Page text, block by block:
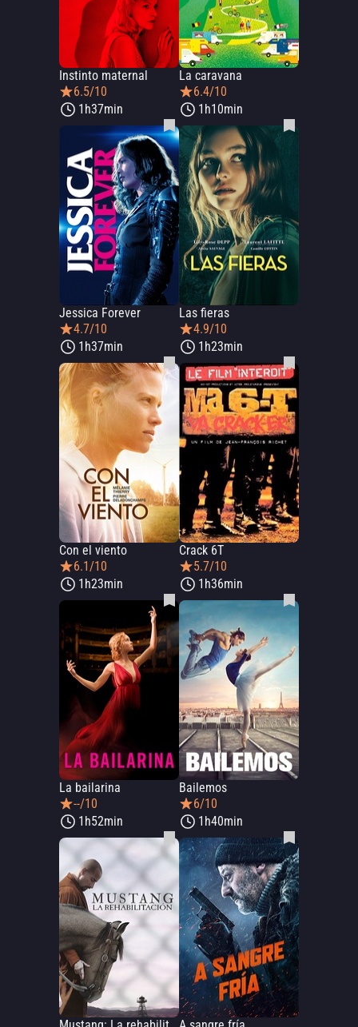
Instinto maternal
6.5/10
1h37min
La caravana
6.4/10
1h10min
Jessica Forever
4.7/10
1h37min
Las fieras
4.9/10
1h23min
Con el viento
6.1/10
1h23min
Crack 6T
5.7/10
1h36min
La bailarina
--/10
1h52min
Bailemos
6/10
1h40min